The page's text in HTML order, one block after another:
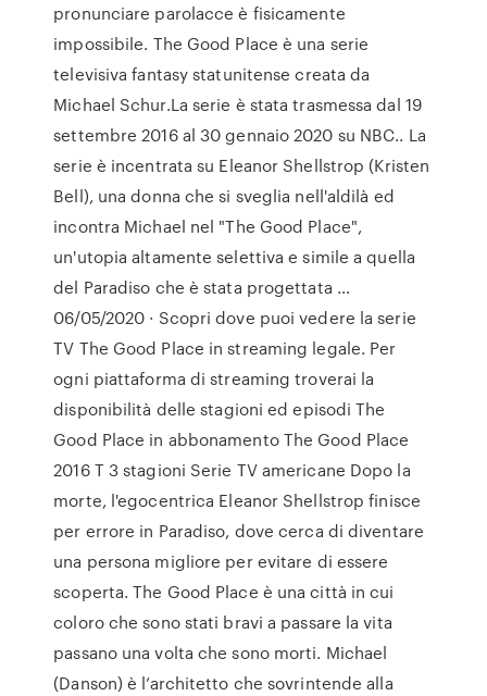
pronunciare parolacce è fisicamente
impossibile. The Good Place è una serie
televisiva fantasy statunitense creata da
Michael Schur.La serie è stata trasmessa dal 19
settembre 2016 al 30 gennaio 2020 su NBC.. La
serie è incentrata su Eleanor Shellstrop (Kristen
Bell), una donna che si sveglia nell'aldilà ed
incontra Michael nel "The Good Place",
un'utopia altamente selettiva e simile a quella
del Paradiso che è stata progettata …
06/05/2020 · Scopri dove puoi vedere la serie
TV The Good Place in streaming legale. Per
ogni piattaforma di streaming troverai la
disponibilità delle stagioni ed episodi The
Good Place in abbonamento The Good Place
2016 T 3 stagioni Serie TV americane Dopo la
morte, l'egocentrica Eleanor Shellstrop finisce
per errore in Paradiso, dove cerca di diventare
una persona migliore per evitare di essere
scoperta. The Good Place è una città in cui
coloro che sono stati bravi a passare la vita
passano una volta che sono morti. Michael
(Danson) è l’architetto che sovrintende alla